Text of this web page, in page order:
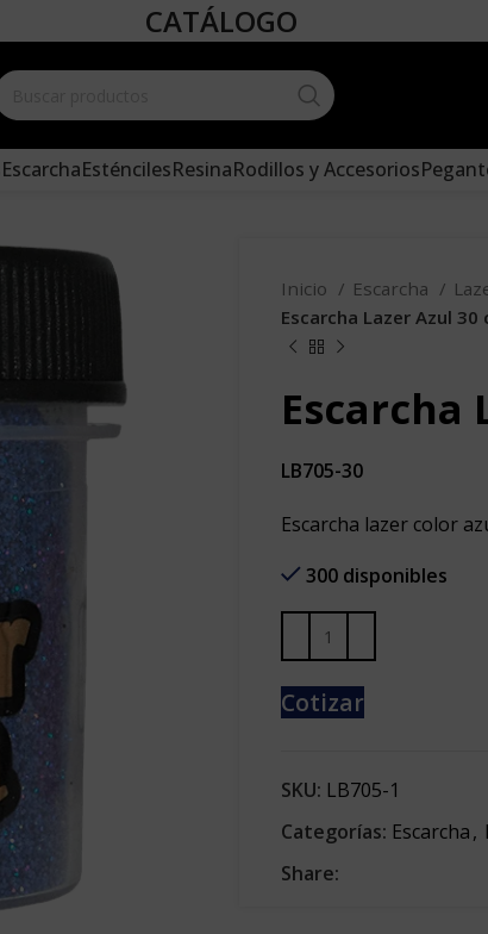
CATÁLOGO
EscarchaEsténcilesResinaRodillos y Accesorios
Inicio Escarcha
Escarcha Lazer Azul 30
Escarcha
LB705-30
Escarcha lazer color
300 disponibles
Cotizar
SKU: LB705-1
Categorías: Escarcha,
Share: